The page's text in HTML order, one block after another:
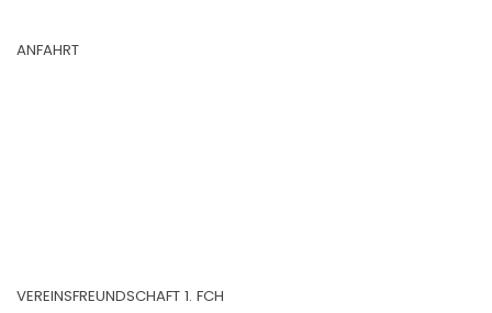
ANFAHRT
VEREINSFREUNDSCHAFT 1. FCH